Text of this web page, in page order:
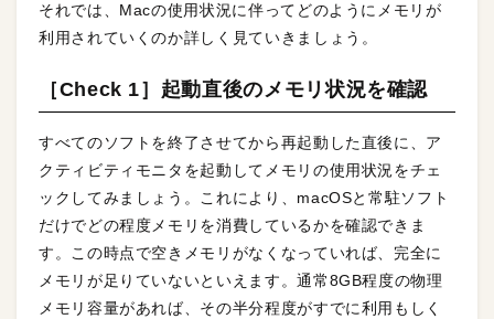
それでは、Macの使用状況に伴ってどのようにメモリが
利用されていくのか詳しく見ていきましょう。
［Check 1］起動直後のメモリ状況を確認
すべてのソフトを終了させてから再起動した直後に、ア
クティビティモニタを起動してメモリの使用状況をチェ
ックしてみましょう。これにより、macOSと常駐ソフト
だけでどの程度メモリを消費しているかを確認できま
す。この時点で空きメモリがなくなっていれば、完全に
メモリが足りていないといえます。通常8GB程度の物理
メモリ容量があれば、その半分程度がすでに利用もしく